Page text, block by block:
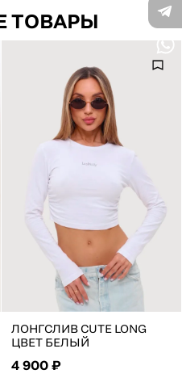
ТОВАРЫ
ЛОНГСЛИВ CUTE LONG
ЦВЕТ БЕЛЫЙ
4 900 ₽